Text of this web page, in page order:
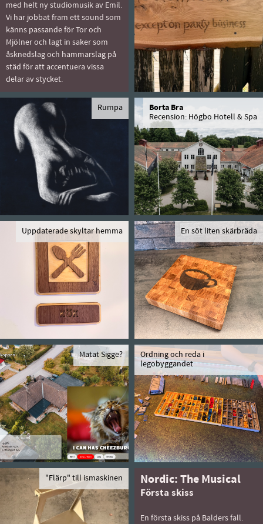
med helt ny studiomusik av Emil.
Vi har jobbat fram ett sound som
känns passande för Tor och
Mjölner och lagt in saker som
åsknedslag och hammarslag på
städ för att accentuera vissa
delar av stycket.
Rumpa
Borta Bra
Recension: Högbo Hotell & Spa
Uppdaterade skyltar hemma En söt liten skärbräda
Matat Sigge?
Ordning och reda i
legobyggandet
"Flärp" till ismaskinen Nordic: The Musical
Första skiss
En första skiss på Balders fall.